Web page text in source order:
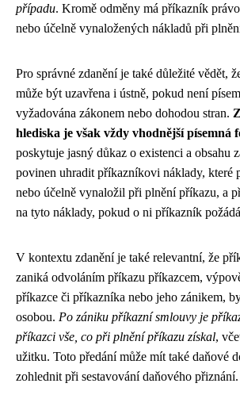
případu. Kromě odměny má příkazník
nebo účelně vynaložených nákladů při
Pro správné zdanění je také důležité vědět,
může být uzavřena i ústně, pokud není
vyžadována zákonem nebo dohodou stran.
hlediska je však vždy vhodnější písemná
poskytuje jasný důkaz o existenci a obsahu
povinen uhradit příkazníkovi náklady, které
nebo účelně vynaložil při plnění příkazu, a
na tyto náklady, pokud o ni příkazník
V kontextu zdanění je také relevantní, že
zaniká odvoláním příkazu příkazcem,
příkazce či příkazníka nebo jeho zánikem,
osobou. Po zániku příkazní smlouvy je
příkazci vše, co při plnění příkazu získal,
užitku. Toto předání může mít také daňové
zohlednit při sestavování daňového přiznání.